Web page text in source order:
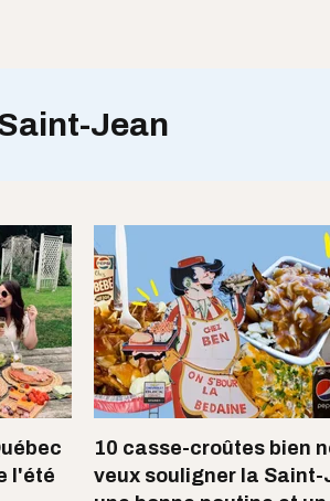
Jean
l'été
10 casse-croûtes bien
veux souligner la